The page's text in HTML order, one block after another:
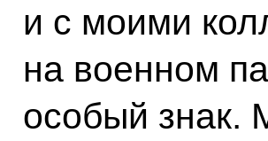
и с моими
на военном
особый знак.